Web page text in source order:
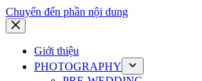
Chuyển đến phần nội dung
Giới thiệu
PHOTOGRAPHY